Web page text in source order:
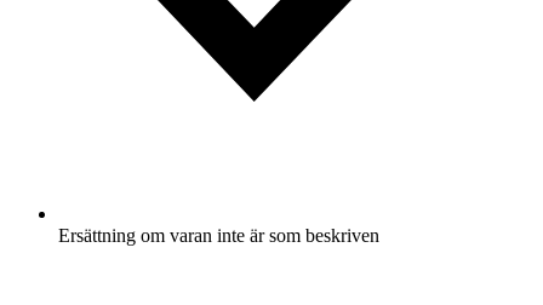
Ersättning om varan inte är som beskriven